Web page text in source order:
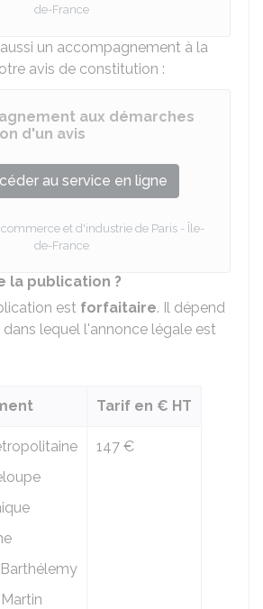
de-France
un accompagnement à la
avis de constitution :
aux démarches
d'un avis
au service en ligne
et d'industrie de Paris - Île-
de-France
la publication ?
est forfaitaire. Il dépend
lequel l'annonce légale est
Tarif en € HT
147 €